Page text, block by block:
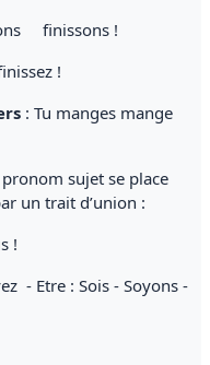
finissons !
!
: Tu manges mange
pronom sujet se place
un trait d’union :
!
- Etre : Sois - Soyons -